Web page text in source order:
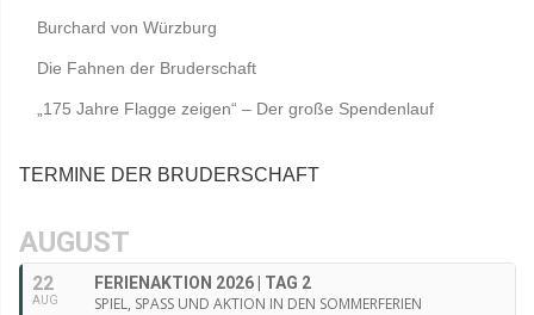
Burchard von Würzburg
Die Fahnen der Bruderschaft
„175 Jahre Flagge zeigen“ – Der große Spendenlauf
TERMINE DER BRUDERSCHAFT
AUGUST
22
AUG
FERIENAKTION 2026 | TAG 2
SPIEL, SPASS UND AKTION IN DEN SOMMERFERIEN